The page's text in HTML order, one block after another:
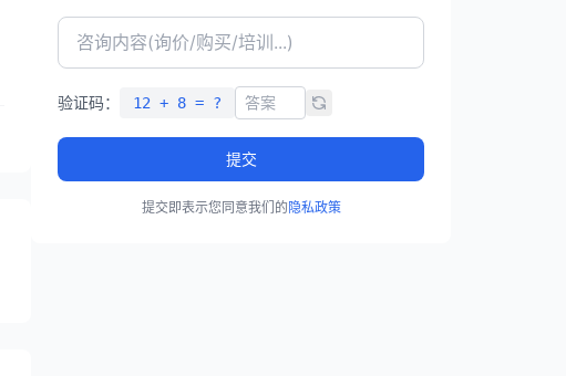
验证码： 12 + 8 = ?
提交
提交即表示您同意我们的隐私政策